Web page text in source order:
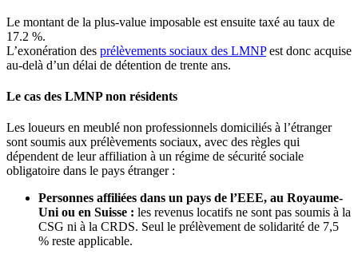
Le montant de la plus-value imposable est ensuite taxé au taux de
17.2 %.
L’exonération des prélèvements sociaux des LMNPest donc acquise
au-delà d’un délai de détention de trente ans.
Le cas des LMNP non résidents
Les loueurs en meublé non professionnels domiciliés à l’étranger
sont soumis aux prélèvements sociaux, avec des règles qui
dépendent de leur affiliation à un régime de sécurité sociale
obligatoire dans le pays étranger :
Personnes affiliées dans un pays de l’EEE, au Royaume-
Uni ou en Suisse : les revenus locatifs ne sont pas soumis à la
CSG ni à la CRDS. Seul le prélèvement de solidarité de 7,5
% reste applicable.